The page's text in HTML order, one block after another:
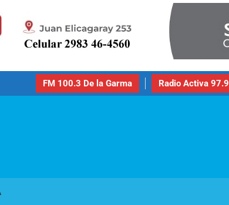
FM 100.3 De la Garma Radio Activa 97.9